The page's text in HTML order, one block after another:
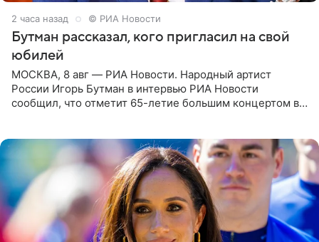
2 часа назад © РИА Новости
Бутман рассказал, кого пригласил на свой
юбилей
МОСКВА, 8 авг — РИА Новости. Народный артист
России Игорь Бутман в интервью РИА Новости
сообщил, что отметит 65-летие большим концертом в